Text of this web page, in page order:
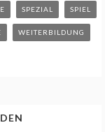
SPEZIAL SPIEL
WEITERBILDUNG